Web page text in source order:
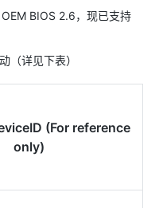
BIOS 2.6，现已支持
（详见下表）
(For reference
only)